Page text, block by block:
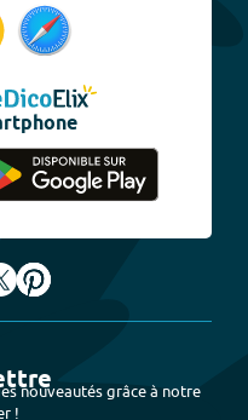
nouveautés grâce à notre
!